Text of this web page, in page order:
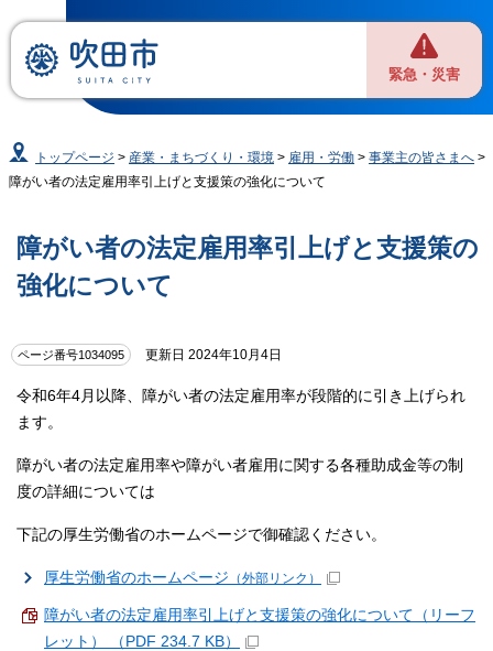
緊急・災害
トップページ > 産業・まちづくり・環境 > 雇用・労働 >事業主の皆さまへ >
障がい者の法定雇用率引上げと支援策の強化について
障がい者の法定雇用率引上げと支援策の
強化について
ページ番号1034095 更新日 2024年10月4日
令和6年4月以降、障がい者の法定雇用率が段階的に引き上げられ
ます。
障がい者の法定雇用率や障がい者雇用に関する各種助成金等の制
度の詳細については
下記の厚生労働省のホームページで御確認ください。
厚生労働省のホームページ （外部リンク）
障がい者の法定雇用率引上げと支援策の強化について（リーフ
レット） （PDF 234.7 KB）